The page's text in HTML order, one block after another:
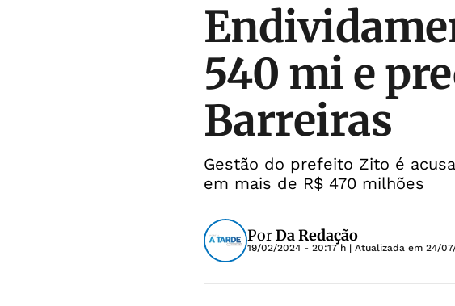
540 mi e
Barreiras
Gestão do prefeito Zito é
em mais de R$ 470 milhões
PorDa Redação
19/02/2024 - 20:17 h | Atualizada em 24/